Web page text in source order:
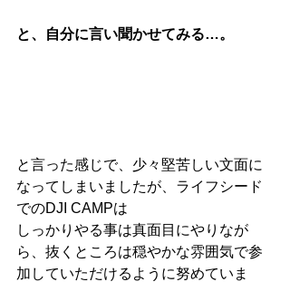
と、自分に言い聞かせてみる…。
と言った感じで、少々堅苦しい文面に
なってしまいましたが、ライフシード
でのDJI CAMPは
しっかりやる事は真面目にやりなが
ら、抜くところは穏やかな雰囲気で参
加していただけるように努めていま